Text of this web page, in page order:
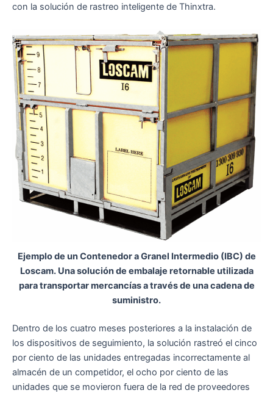
con la solución de rastreo inteligente de Thinxtra.
Ejemplo de un Contenedor a Granel Intermedio (IBC) de
Loscam. Una solución de embalaje retornable utilizada
para transportar mercancías a través de una cadena de
suministro.
Dentro de los cuatro meses posteriores a la instalación de
los dispositivos de seguimiento, la solución rastreó el cinco
por ciento de las unidades entregadas incorrectamente al
almacén de un competidor, el ocho por ciento de las
unidades que se movieron fuera de la red de proveedores